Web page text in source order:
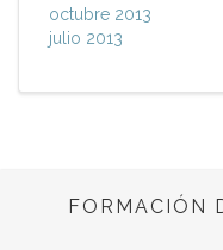
octubre 2013
julio 2013
FORMACIÓN